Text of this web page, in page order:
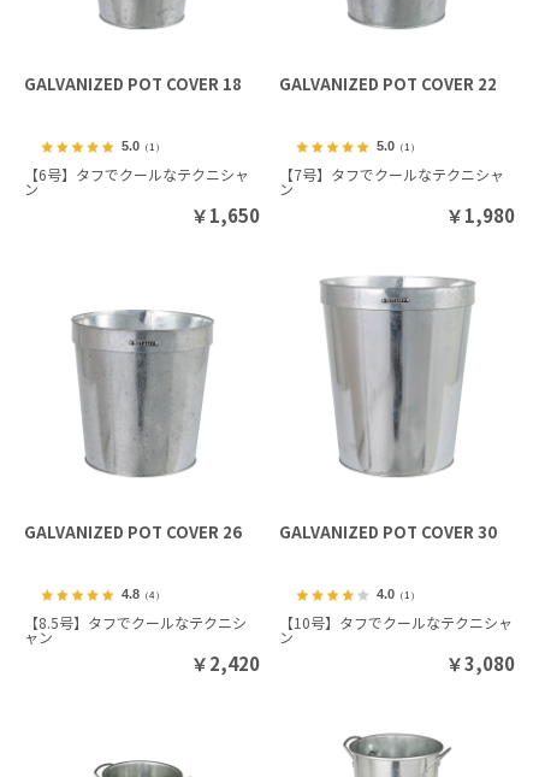
GALVANIZED POT COVER 18
5.0（1）
【6号】タフでクールなテクニシャ
ン
￥1,650
GALVANIZED POT COVER 22
5.0 （1）
【7号】タフでクールなテクニシャ
ン
￥1,980
GALVANIZED POT COVER 26
4.8（4）
【8.5号】タフでクールなテクニシ
ャン
￥2,420
GALVANIZED POT COVER 30
4.0 （1）
【10号】タフでクールなテクニシャ
ン
￥3,080